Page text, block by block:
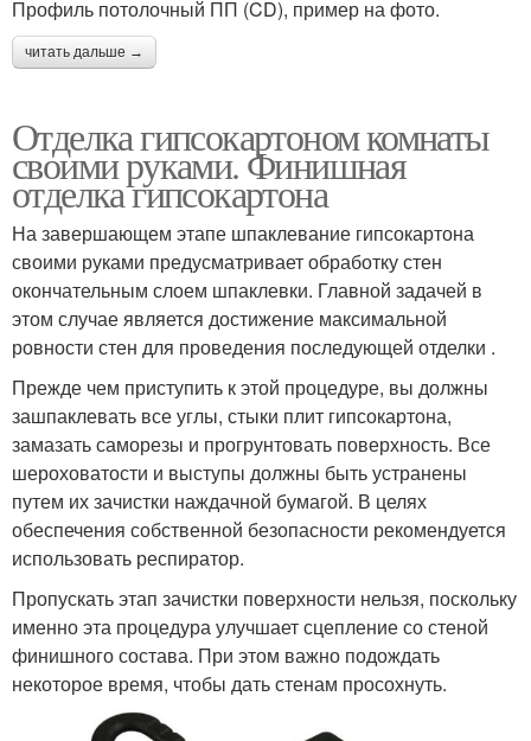
Профиль потолочный ПП (CD), пример на фото.
читать дальше →
Отделка гипсокартоном комнаты
своими руками. Финишная
отделка гипсокартона
На завершающем этапе шпаклевание гипсокартона
своими руками предусматривает обработку стен
окончательным слоем шпаклевки. Главной задачей в
этом случае является достижение максимальной
ровности стен для проведения последующей отделки .
Прежде чем приступить к этой процедуре, вы должны
зашпаклевать все углы, стыки плит гипсокартона,
замазать саморезы и прогрунтовать поверхность. Все
шероховатости и выступы должны быть устранены
путем их зачистки наждачной бумагой. В целях
обеспечения собственной безопасности рекомендуется
использовать респиратор.
Пропускать этап зачистки поверхности нельзя, поскольку
именно эта процедура улучшает сцепление со стеной
финишного состава. При этом важно подождать
некоторое время, чтобы дать стенам просохнуть.